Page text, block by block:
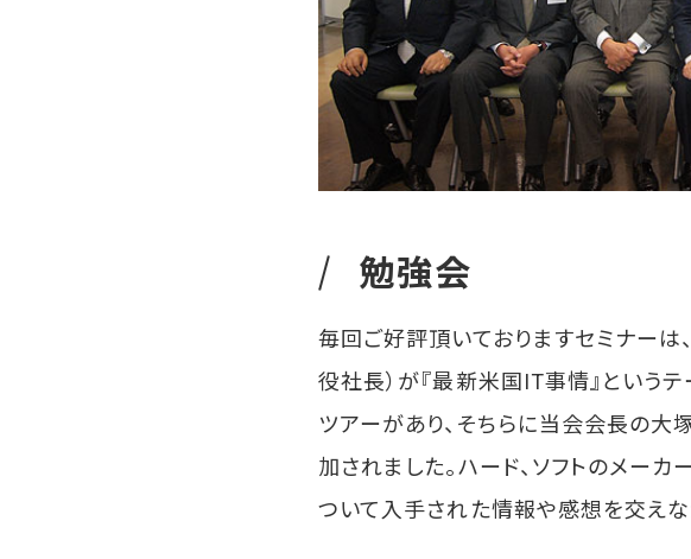
勉強会
毎回ご好評頂いておりますセミナー
役社長）が『最新米国IT事情』という
ツアーがあり、そちらに当会会長の
加されました。ハード、ソフトのメー
ついて入手された情報や感想を交えな